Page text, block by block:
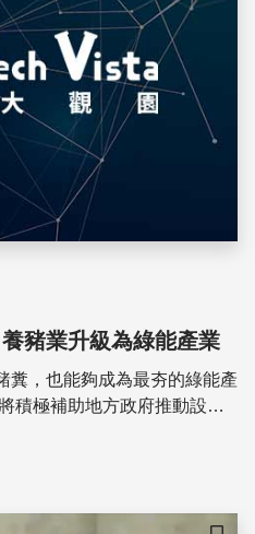
豬業升級為綠能產業
糞，也能夠成為最夯的綠能產
積極補助地方政府推動設置